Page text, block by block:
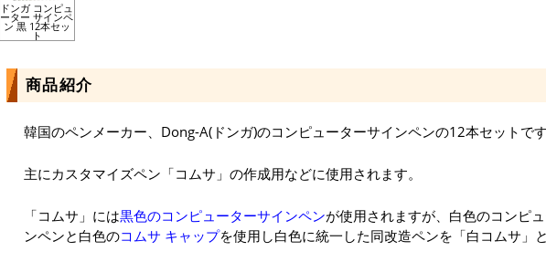
ドンガ コンピュ
ーター サインペ
ン 黒 12本セッ
ト
商品紹介
韓国のペンメーカー、Dong-A(ドンガ)のコンピューターサインペンの12本セットです
主にカスタマイズペン「コムサ」の作成用などに使用されます。
「コムサ」には黒色のコンピューターサインペンが使用されますが、白色のコンピ
ンペンと白色のコムサ キャップを使用し白色に統一した同改造ペンを「白コムサ」と